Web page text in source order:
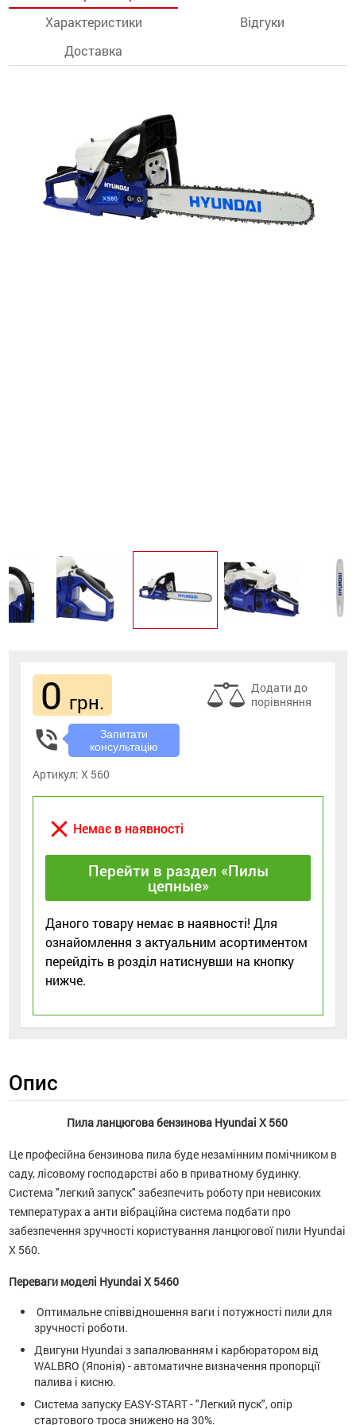
Характеристики
Відгуки
Доставка
0 грн.
Додати до
порівняння
phone_in_talk
Запитати
консультацію
Артикул:Х 560
close Немає в наявності
Перейти в раздел «Пилы
цепные»
Даного товару немає в наявності! Для
ознайомлення з актуальним асортиментом
перейдіть в розділ натиснувши на кнопку
нижче.
Опис
Пила ланцюгова бензинова Hyundai X 560
Це професійна бензинова пила буде незамінним помічником в
саду, лісовому господарстві або в приватному будинку.
Система "легкий запуск" забезпечить роботу при невисоких
температурах а анти вібраційна система подбати про
забезпечення зручності користування ланцюгової пили Hyundai
X 560.
Переваги моделі Hyundai X 5460
Оптимальне співвідношення ваги і потужності пили для
зручності роботи.
Двигуни Hyundai з запалюванням і карбюратором від
WALBRO (Японія) - автоматичне визначення пропорції
палива і кисню.
Система запуску EASY-START - "Легкий пуск", опір
стартового троса знижено на 30%.